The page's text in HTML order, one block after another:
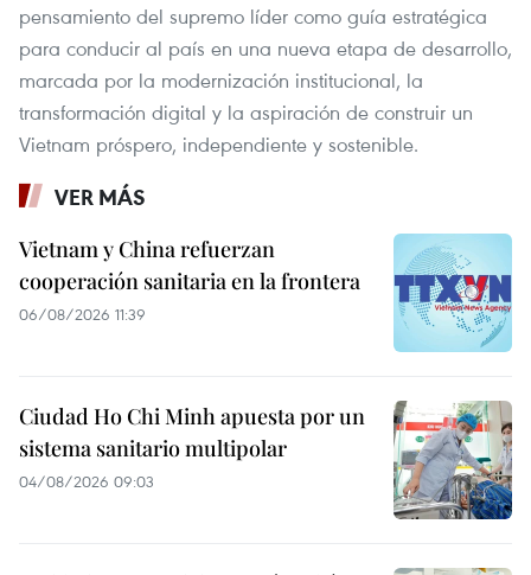
pensamiento del supremo líder como guía estratégica
para conducir al país en una nueva etapa de desarrollo,
marcada por la modernización institucional, la
transformación digital y la aspiración de construir un
Vietnam próspero, independiente y sostenible.
VER MÁS
Vietnam y China refuerzan
cooperación sanitaria en la frontera
06/08/2026 11:39
Ciudad Ho Chi Minh apuesta por un
sistema sanitario multipolar
04/08/2026 09:03